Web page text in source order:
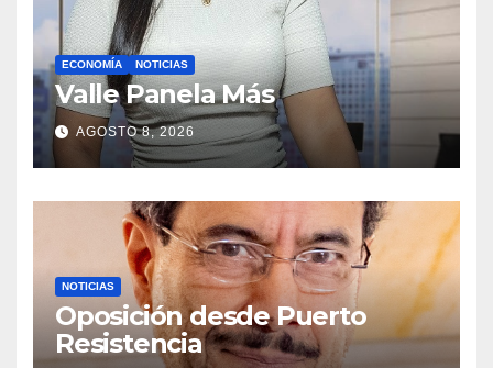
ECONOMÍA NOTICIAS
Valle Panela Más
AGOSTO 8, 2026
NOTICIAS
Oposición desde Puerto
Resistencia